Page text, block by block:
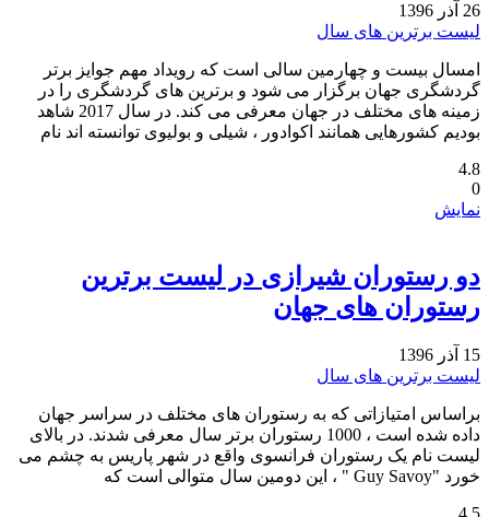
26 آذر 1396
لیست برترین های سال
امسال بیست و چهارمین سالی است که رویداد مهم جوایز برتر
گردشگری جهان برگزار می شود و برترین های گردشگری را در
زمینه های مختلف در جهان معرفی می کند. در سال 2017 شاهد
بودیم کشورهایی همانند اکوادور ، شیلی و بولیوی توانسته اند نام
4.8
0
نمایش
دو رستوران شیرازی در لیست برترین
رستوران های جهان
15 آذر 1396
لیست برترین های سال
براساس امتیازاتی که به رستوران های مختلف در سراسر جهان
داده شده است ، 1000 رستوران برتر سال معرفی شدند. در بالای
لیست نام یک رستوران فرانسوی واقع در شهر پاریس به چشم می
خورد "Guy Savoy " ، این دومین سال متوالی است که
4.5